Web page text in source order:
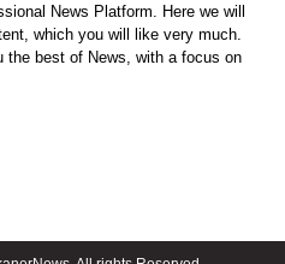
News Platform. Here we will
which you will like very much.
the best of News, with a focus on